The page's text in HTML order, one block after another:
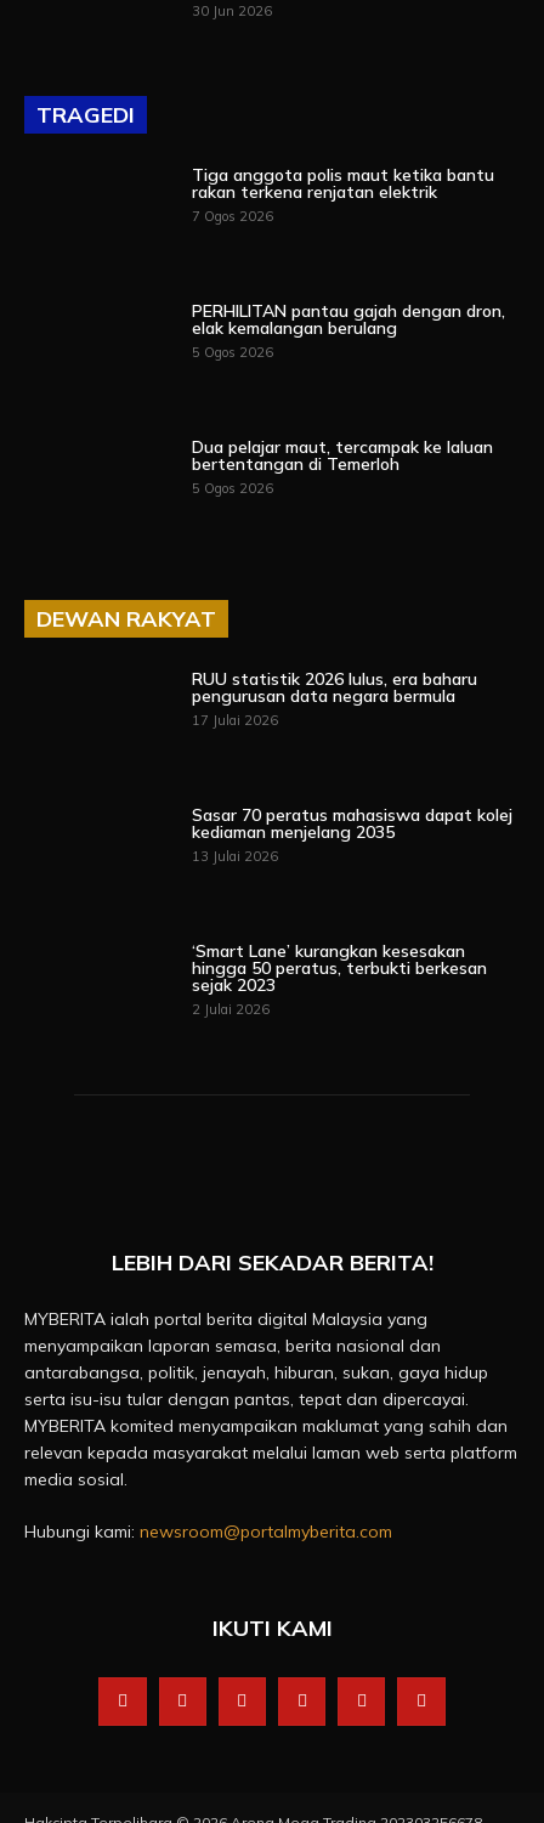
30 Jun 2026
TRAGEDI
Tiga anggota polis maut ketika bantu
rakan terkena renjatan elektrik
7 Ogos 2026
PERHILITAN pantau gajah dengan dron,
elak kemalangan berulang
5 Ogos 2026
Dua pelajar maut, tercampak ke laluan
bertentangan di Temerloh
5 Ogos 2026
DEWAN RAKYAT
RUU statistik 2026 lulus, era baharu
pengurusan data negara bermula
17 Julai 2026
Sasar 70 peratus mahasiswa dapat kolej
kediaman menjelang 2035
13 Julai 2026
‘Smart Lane’ kurangkan kesesakan
hingga 50 peratus, terbukti berkesan
sejak 2023
2 Julai 2026
LEBIH DARI SEKADAR BERITA!
MYBERITA ialah portal berita digital Malaysia yang
menyampaikan laporan semasa, berita nasional dan
antarabangsa, politik, jenayah, hiburan, sukan, gaya hidup
serta isu-isu tular dengan pantas, tepat dan dipercayai.
MYBERITA komited menyampaikan maklumat yang sahih dan
relevan kepada masyarakat melalui laman web serta platform
media sosial.
Hubungi kami: newsroom@portalmyberita.com
IKUTI KAMI